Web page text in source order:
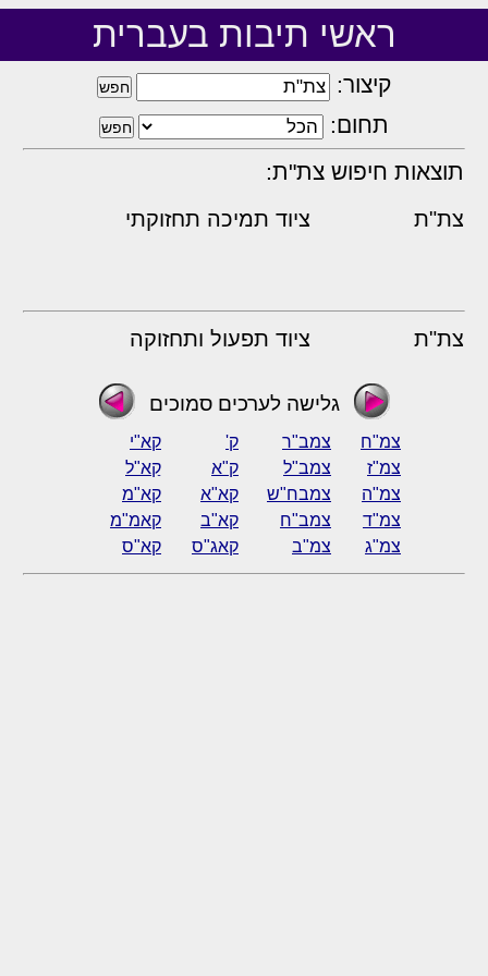
ראשי תיבות בעברית
קיצור:
תחום:
תוצאות חיפוש צת"ת:
צת"ת ציוד תמיכה תחזוקתי
צת"ת ציוד תפעול ותחזוקה
גלישה לערכים סמוכים
צמ"ח צמב"ר ק'
קא"י
צמ"ז
צמב"ל ק"א
קַא"ל
צמ"ה
צמבח"ש קא"א
קא"מ
צמ"ד
צמב"ח קא"ב
קאמ"מ
צמ"ג
צמ"ב קאג"ס קא"ס